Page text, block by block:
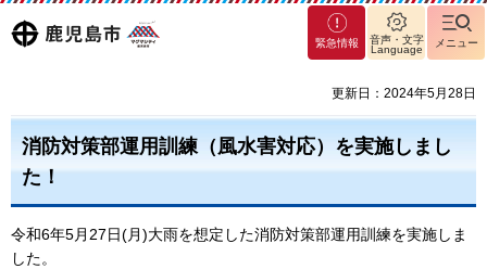
鹿児島
マグ
マシ
島市
緊急情報
音声・文字
Language
メニュー
更新日：2024年5月28日
消防対策部運用訓練（風水害対応）を実施しまし
た！
令和6年5月27日(月)大雨を想定した消防対策部運用訓練を実施しま
した。